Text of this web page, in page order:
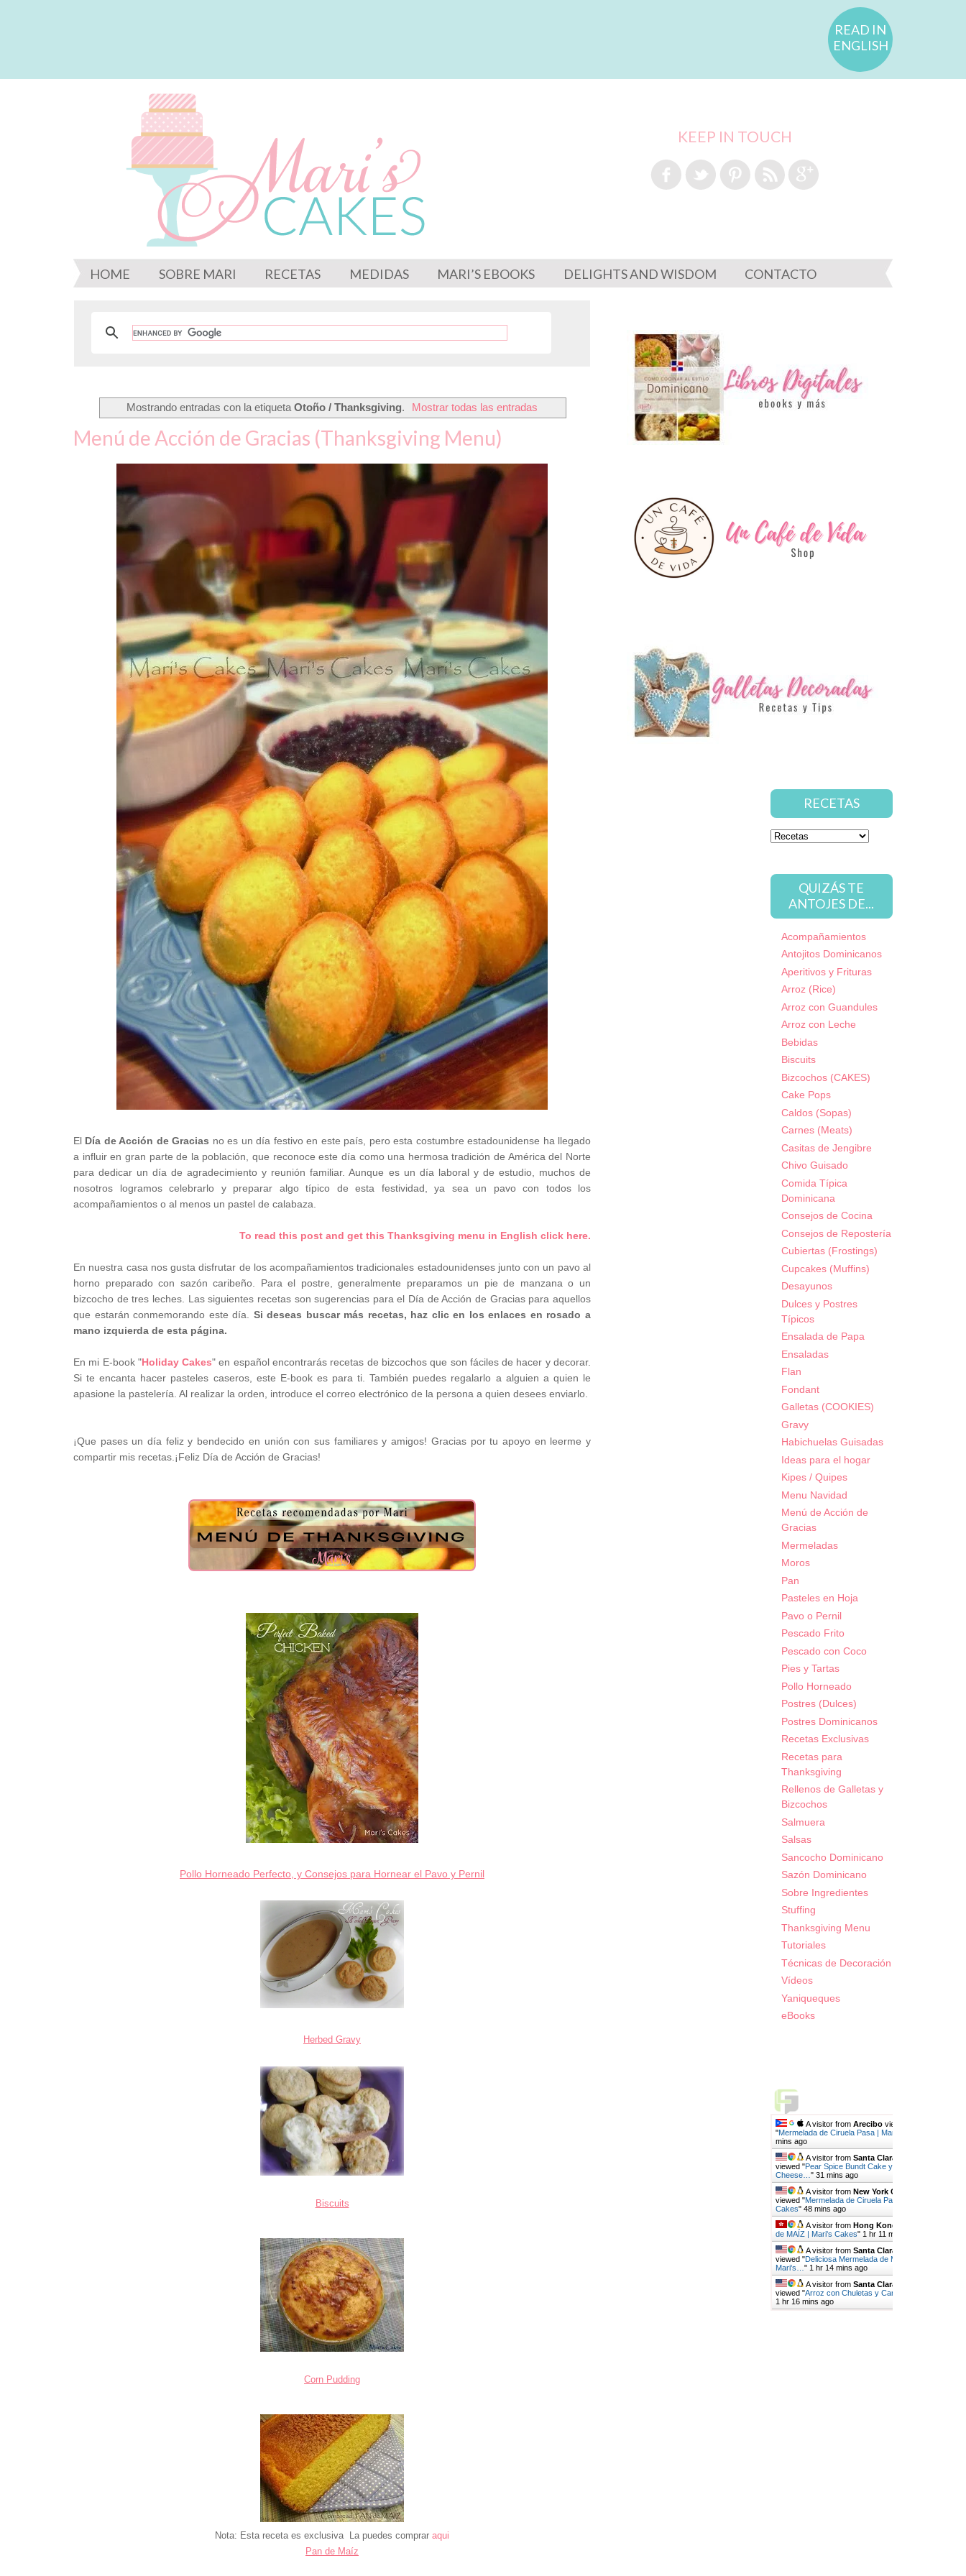
READ IN
ENGLISH
KEEP IN TOUCH
HOME SOBRE MARI RECETAS MEDIDAS MARI’S EBOOKS DELIGHTS AND WISDOM CONTACTO
RECETAS
QUIZÁS TE
ANTOJES DE...
Acompañamientos
Antojitos Dominicanos
Aperitivos y Frituras
Arroz (Rice)
Arroz con Guandules
Arroz con Leche
Bebidas
Biscuits
Bizcochos (CAKES)
Cake Pops
Caldos (Sopas)
Carnes (Meats)
Casitas de Jengibre
Chivo Guisado
Comida Típica
Dominicana
Consejos de Cocina
Consejos de Repostería
Cubiertas (Frostings)
Cupcakes (Muffins)
Desayunos
Dulces y Postres
Típicos
Ensalada de Papa
Ensaladas
Flan
Fondant
Galletas (COOKIES)
Gravy
Habichuelas Guisadas
Ideas para el hogar
Kipes / Quipes
Menu Navidad
Menú de Acción de
Gracias
Mermeladas
Moros
Pan
Pasteles en Hoja
Pavo o Pernil
Pescado Frito
Pescado con Coco
Pies y Tartas
Pollo Horneado
Postres (Dulces)
Postres Dominicanos
Recetas Exclusivas
Recetas para
Thanksgiving
Rellenos de Galletas y
Bizcochos
Salmuera
Salsas
Sancocho Dominicano
Sazón Dominicano
Sobre Ingredientes
Stuffing
Thanksgiving Menu
Tutoriales
Técnicas de Decoración
Vídeos
Yaniqueques
eBooks
A visitor from Areciboviewed
"Mermelada de Ciruela Pasa | Mari's Cakes
mins ago
A visitor from Santa Clara, California
viewed "Pear Spice Bundt Cake y Cream
Cheese… " 31 mins ago
A visitor from New York City, New York
viewed "Mermelada de Ciruela Pasa | Mari's
Cakes" 48 mins ago
A visitor from Hong Kong
de MAÍZ | Mari's Cakes" 1 hr 11 mins ago
A visitor from Santa Clara, California
viewed "Deliciosa Mermelada de Mango |
Mari's… " 1 hr 14 mins ago
A visitor from Santa Clara, California
viewed "Arroz con Chuletas y Camarones, Un…
1 hr 16 mins ago
Mostrando entradas con la etiqueta Otoño / Thanksgiving. Mostrar todas las entradas
Menú de Acción de Gracias (Thanksgiving Menu)
El Día de Acción de Gracias no es un día festivo en este país, pero esta costumbre estadounidense ha llegado
a influir en gran parte de la población, que reconoce este día como una hermosa tradición de América del Norte
para dedicar un día de agradecimiento y reunión familiar. Aunque es un día laboral y de estudio, muchos de
nosotros logramos celebrarlo y preparar algo típico de esta festividad, ya sea un pavo con todos los
acompañamientos o al menos un pastel de calabaza.
To read this post and get this Thanksgiving menu in English click here.
En nuestra casa nos gusta disfrutar de los acompañamientos tradicionales estadounidenses junto con un pavo al
horno preparado con sazón caribeño. Para el postre, generalmente preparamos un pie de manzana o un
bizcocho de tres leches. Las siguientes recetas son sugerencias para el Día de Acción de Gracias para aquellos
que estarán conmemorando este día. Si deseas buscar más recetas, haz clic en los enlaces en rosado a
mano izquierda de esta página.
En mi E-book "Holiday Cakes" en español encontrarás recetas de bizcochos que son fáciles de hacer y decorar.
Si te encanta hacer pasteles caseros, este E-book es para ti. También puedes regalarlo a alguien a quien le
apasione la pastelería. Al realizar la orden, introduce el correo electrónico de la persona a quien desees enviarlo.
¡Que pases un día feliz y bendecido en unión con sus familiares y amigos! Gracias por tu apoyo en leerme y
compartir mis recetas.¡Feliz Día de Acción de Gracias!
Pollo Horneado Perfecto, y Consejos para Hornear el Pavo y Pernil
Herbed Gravy
Biscuits
Corn Pudding
Nota: Esta receta es exclusiva La puedes comprar aqui
Pan de Maíz